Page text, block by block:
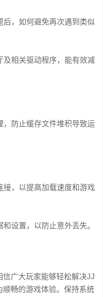
，如何避免再次遇到类似
及相关驱动程序，能有效减
，防止缓存文件堆积导致运
接，以提高加载速度和游戏
设置，以防止意外丢失。
广大玩家能够轻松解决JJ
畅的游戏体验。保持系统